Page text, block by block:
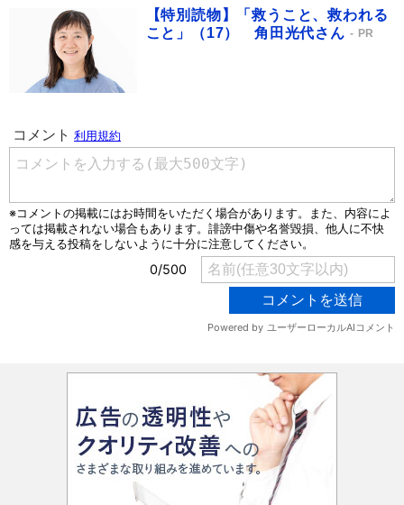
【特別読物】「救うこと、救われる
こと」（17） 角田光代さん
PR